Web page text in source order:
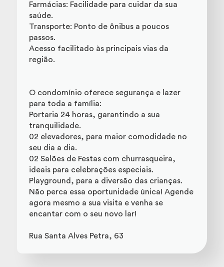
Farmácias: Facilidade para cuidar da sua
saúde.
Transporte: Ponto de ônibus a poucos
passos.
Acesso facilitado às principais vias da
região.
O condomínio oferece segurança e lazer
para toda a família:
Portaria 24 horas, garantindo a sua
tranquilidade.
02 elevadores, para maior comodidade no
seu dia a dia.
02 Salões de Festas com churrasqueira,
ideais para celebrações especiais.
Playground, para a diversão das crianças.
Não perca essa oportunidade única! Agende
agora mesmo a sua visita e venha se
encantar com o seu novo lar!
Rua Santa Alves Petra, 63